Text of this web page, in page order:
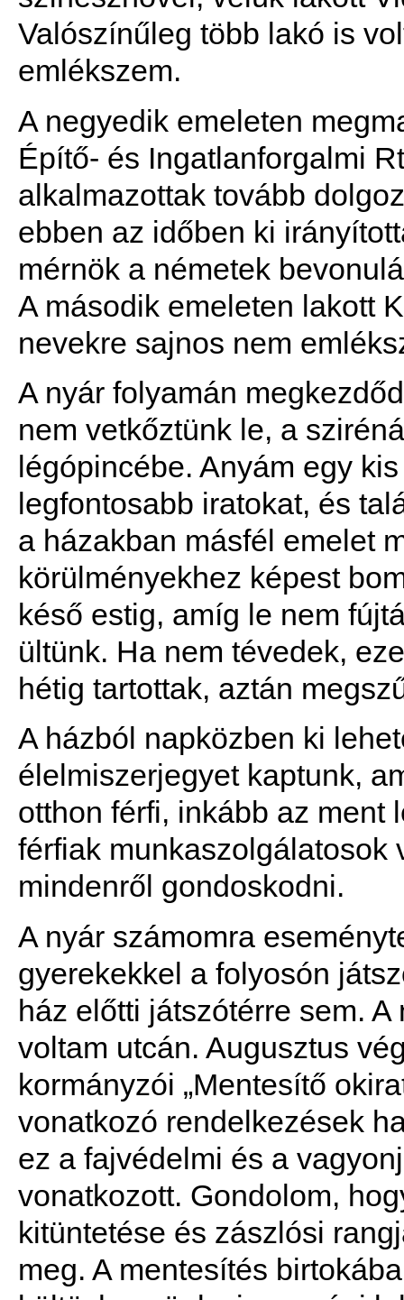
Valószínűleg több lakó is
emlékszem.
A negyedik emeleten
Építő- és Ingatlanforgalmi
alkalmazottak tovább
ebben az időben ki
mérnök a németek
A második emeleten lakott
nevekre sajnos nem
A nyár folyamán
nem vetkőztünk le, a
légópincébe. Anyám egy
legfontosabb iratokat, és
a házakban másfél emelet
körülményekhez képest
késő estig, amíg le nem
ültünk. Ha nem tévedek,
hétig tartottak, aztán
A házból napközben ki
élelmiszerjegyet kaptunk,
otthon férfi, inkább az ment
férfiak munkaszolgálatosok
mindenről gondoskodni.
A nyár számomra
gyerekekkel a folyosón
ház előtti játszótérre sem.
voltam utcán. Augusztus
kormányzói „Mentesítő
vonatkozó rendelkezések
ez a fajvédelmi és a
vonatkozott. Gondolom,
kitüntetése és zászlósi
meg. A mentesítés